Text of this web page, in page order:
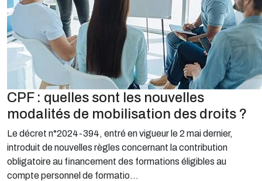
CPF : quelles sont les nouvelles
modalités de mobilisation des droits ?
Le décret n°2024-394, entré en vigueur le 2 mai dernier,
introduit de nouvelles règles concernant la contribution
obligatoire au financement des formations éligibles au
compte personnel de formatio...